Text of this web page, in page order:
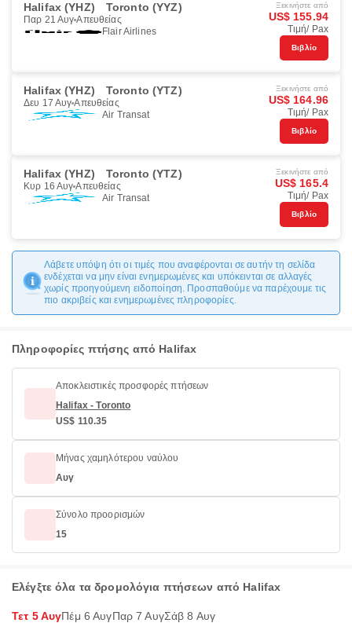
Halifax (YHZ) Toronto (YYZ)
Παρ 21 Αυγ Απευθείας
Flair Airlines
Ξεκινήστε από
US$ 155.94
Τιμή/ Pax
Βιβλίο
Halifax (YHZ) Toronto (YTZ)
Δευ 17 Αυγ Απευθείας
Air Transat
Ξεκινήστε από
US$ 164.96
Τιμή/ Pax
Βιβλίο
Halifax (YHZ) Toronto (YTZ)
Κυρ 16 Αυγ Απευθείας
Air Transat
Ξεκινήστε από
US$ 165.4
Τιμή/ Pax
Βιβλίο
Λάβετε υπόψη ότι οι τιμές που αναφέρονται σε αυτήν τη σελίδα
ενδέχεται να μην είναι ενημερωμένες και υπόκεινται σε αλλαγές
χωρίς προηγούμενη ειδοποίηση. Προσπαθούμε να παρέχουμε τις
πιο ακριβείς και ενημερωμένες πληροφορίες.
Πληροφορίες πτήσης από Halifax
Αποκλειστικές προσφορές πτήσεων
Halifax - Toronto
US$ 110.35
Μήνας χαμηλότερου ναύλου
Αυγ
Σύνολο προορισμών
15
Ελέγξτε όλα τα δρομολόγια πτήσεων από Halifax
Τετ 5 ΑυγΠέμ 6 ΑυγΠαρ 7 ΑυγΣάβ 8 Αυγ